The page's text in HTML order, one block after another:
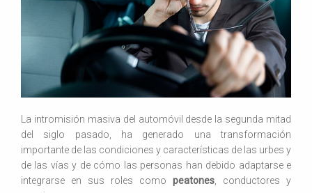
La intromisión masiva del automóvil desde la segunda mitad
del siglo pasado, ha generado una transformación
importante de las condiciones y características de las urbes y
de las vías y de cómo las personas han debido adaptarse e
integrarse en sus roles como peatones , conductores y